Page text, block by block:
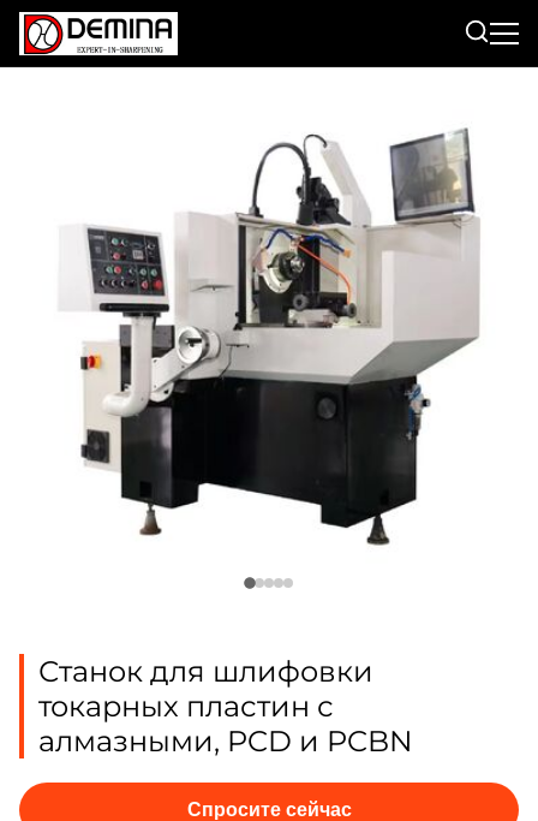
Станок для шлифовки
токарных пластин с
алмазными, PCD и PCBN
Спросите сейчас